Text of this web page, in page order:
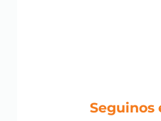
Seguinos